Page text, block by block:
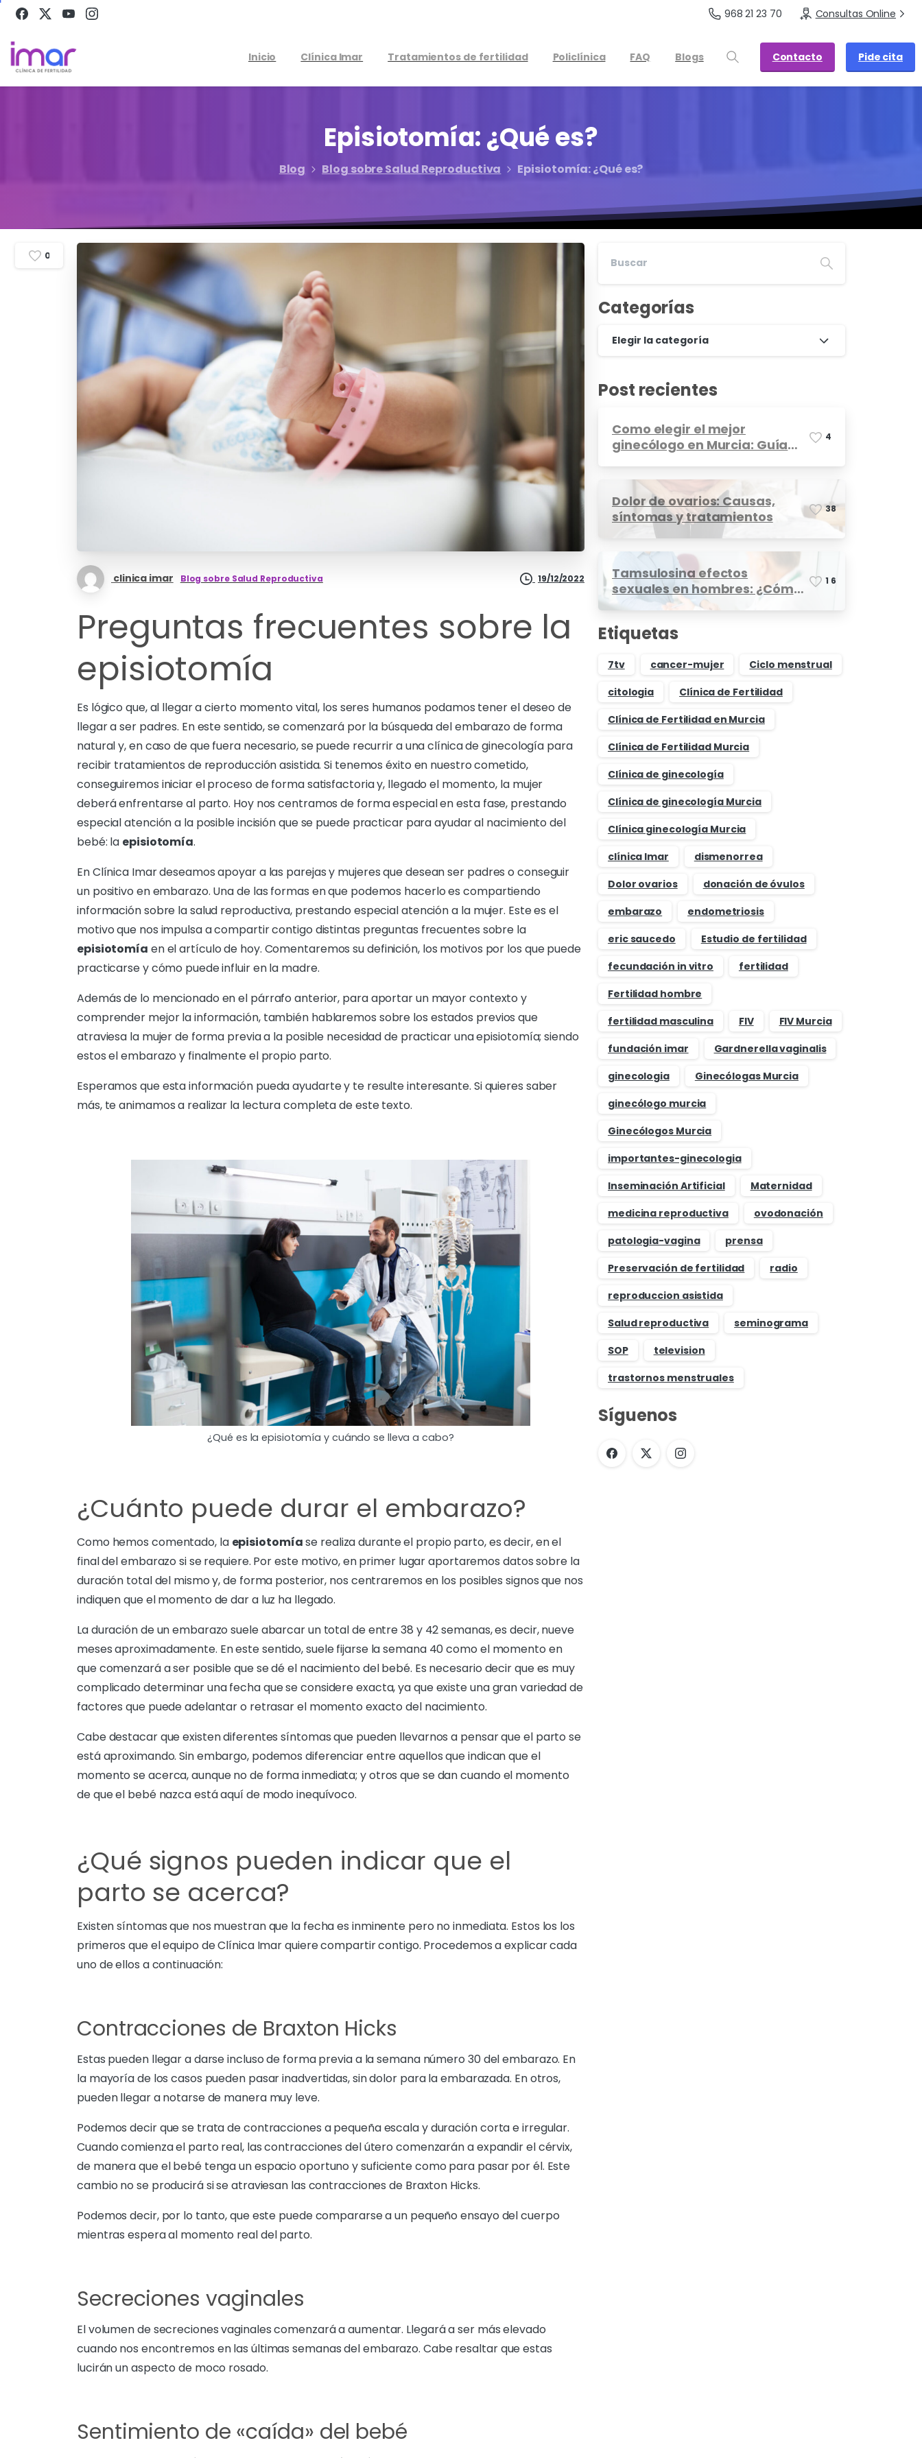
968 21 23 70 Consultas Online
Inicio Clínica Imar Tratamientos de fertilidad Policlínica FAQ Blogs Contacto Pide cita
Episiotomía:¿Quées?
Blog Blog sobre Salud Reproductiva Episiotomía: ¿Qué es?
clinica imar Blog sobre Salud Reproductiva 19/12/2022
Preguntas frecuentes sobre la
episiotomía
Es lógico que, al llegar a cierto momento vital, los seres humanos podamos tener el deseo de
llegar a ser padres. En este sentido, se comenzará por la búsqueda del embarazo de forma
natural y, en caso de que fuera necesario, se puede recurrir a una clínica de ginecología para
recibir tratamientos de reproducción asistida. Si tenemos éxito en nuestro cometido,
conseguiremos iniciar el proceso de forma satisfactoria y, llegado el momento, la mujer
deberá enfrentarse al parto. Hoy nos centramos de forma especial en esta fase, prestando
especial atención a la posible incisión que se puede practicar para ayudar al nacimiento del
bebé: la episiotomía.
En Clínica Imar deseamos apoyar a las parejas y mujeres que desean ser padres o conseguir
un positivo en embarazo. Una de las formas en que podemos hacerlo es compartiendo
información sobre la salud reproductiva, prestando especial atención a la mujer. Este es el
motivo que nos impulsa a compartir contigo distintas preguntas frecuentes sobre la
episiotomía en el artículo de hoy. Comentaremos su definición, los motivos por los que puede
practicarse y cómo puede influir en la madre.
Además de lo mencionado en el párrafo anterior, para aportar un mayor contexto y
comprender mejor la información, también hablaremos sobre los estados previos que
atraviesa la mujer de forma previa a la posible necesidad de practicar una episiotomía; siendo
estos el embarazo y finalmente el propio parto.
Esperamos que esta información pueda ayudarte y te resulte interesante. Si quieres saber
más, te animamos a realizar la lectura completa de este texto.
¿Qué es la episiotomía y cuándo se lleva a cabo?
¿Cuánto puede durar el embarazo?
Como hemos comentado, la episiotomíase realiza durante el propio parto, es decir, en el
final del embarazo si se requiere. Por este motivo, en primer lugar aportaremos datos sobre la
duración total del mismo y, de forma posterior, nos centraremos en los posibles signos que nos
indiquen que el momento de dar a luz ha llegado.
La duración de un embarazo suele abarcar un total de entre 38 y 42 semanas, es decir, nueve
meses aproximadamente. En este sentido, suele fijarse la semana 40 como el momento en
que comenzará a ser posible que se dé el nacimiento del bebé. Es necesario decir que es muy
complicado determinar una fecha que se considere exacta, ya que existe una gran variedad de
factores que puede adelantar o retrasar el momento exacto del nacimiento.
Cabe destacar que existen diferentes síntomas que pueden llevarnos a pensar que el parto se
está aproximando. Sin embargo, podemos diferenciar entre aquellos que indican que el
momento se acerca, aunque no de forma inmediata; y otros que se dan cuando el momento
de que el bebé nazca está aquí de modo inequívoco.
¿Qué signos pueden indicar que el
parto se acerca?
Existen síntomas que nos muestran que la fecha es inminente pero no inmediata. Estos los los
primeros que el equipo de Clínica Imar quiere compartir contigo. Procedemos a explicar cada
uno de ellos a continuación:
Contracciones de Braxton Hicks
Estas pueden llegar a darse incluso de forma previa a la semana número 30 del embarazo. En
la mayoría de los casos pueden pasar inadvertidas, sin dolor para la embarazada. En otros,
pueden llegar a notarse de manera muy leve.
Podemos decir que se trata de contracciones a pequeña escala y duración corta e irregular.
Cuando comienza el parto real, las contracciones del útero comenzarán a expandir el cérvix,
de manera que el bebé tenga un espacio oportuno y suficiente como para pasar por él. Este
cambio no se producirá si se atraviesan las contracciones de Braxton Hicks.
Podemos decir, por lo tanto, que este puede compararse a un pequeño ensayo del cuerpo
mientras espera al momento real del parto.
Secreciones vaginales
El volumen de secreciones vaginales comenzará a aumentar. Llegará a ser más elevado
cuando nos encontremos en las últimas semanas del embarazo. Cabe resaltar que estas
lucirán un aspecto de moco rosado.
Sentimiento de «caída» del bebé
0
Categorías
Elegir la categoría
Post recientes
Como elegir el mejor
ginecólogo en Murcia: Guía
4
Dolor de ovarios: Causas,
síntomas y tratamientos
38
Tamsulosina efectos
sexuales en hombres: ¿Cómo
afecta?
1 6
Etiquetas
7tv cancer-mujer
Ciclo menstrual
citologia
Clínica de Fertilidad
Clínica de Fertilidad en Murcia
Clínica de Fertilidad Murcia
Clínica de ginecología
Clínica de ginecología Murcia
Clínica ginecología Murcia
clínica Imar
dismenorrea
Dolor ovarios
donación de óvulos
embarazo
endometriosis
eric saucedo
Estudio de fertilidad
fecundación in vitro
fertilidad
Fertilidad hombre
fertilidad masculina
FIV
FIV Murcia
fundación imar
Gardnerella vaginalis
ginecologia
Ginecólogas Murcia
ginecólogo murcia
Ginecólogos Murcia
importantes-ginecologia
Inseminación Artificial
Maternidad
medicina reproductiva
ovodonación
patologia-vagina
prensa
Preservación de fertilidad
radio
reproduccion asistida
Salud reproductiva
seminograma
SOP
television
trastornos menstruales
Síguenos